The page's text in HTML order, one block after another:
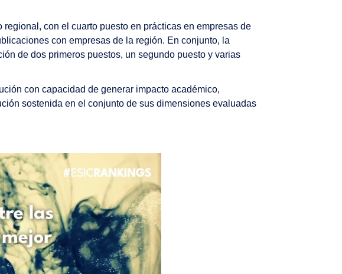
con el cuarto puesto en prácticas en empresas de
con empresas de la región. En conjunto, la
de dos primeros puestos, un segundo puesto y varias
con capacidad de generar impacto académico,
sostenida en el conjunto de sus dimensiones evaluadas